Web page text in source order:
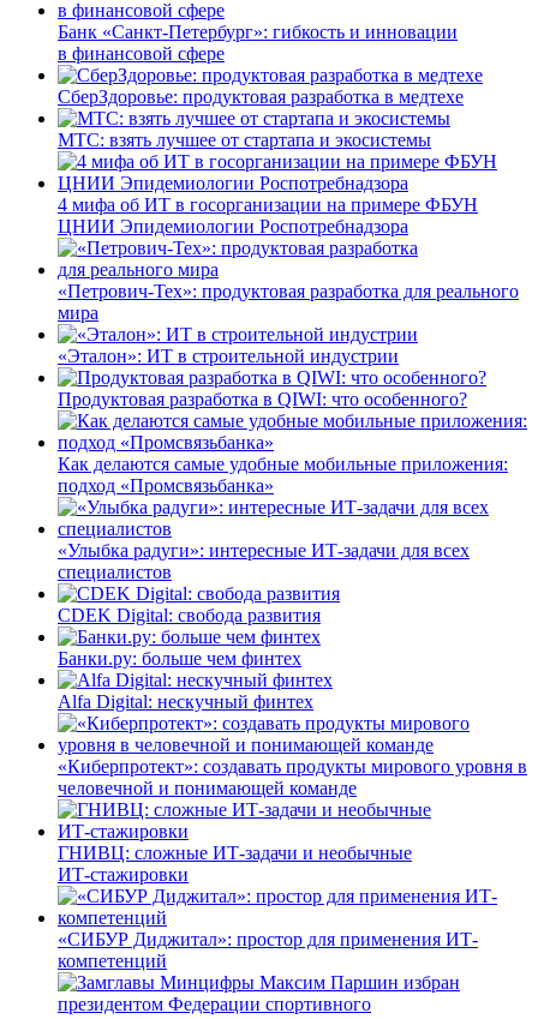
Банк «Санкт-Петербург»: гибкость и инновации
в финансовой сфере
СберЗдоровье: продуктовая разработка в медтехе
МТС: взять лучшее от стартапа и экосистемы
4 мифа об ИТ в госорганизации на примере ФБУН
ЦНИИ Эпидемиологии Роспотребнадзора
«Петрович-Тех»: продуктовая разработка для реального
мира
«Эталон»: ИТ в строительной индустрии
Продуктовая разработка в QIWI: что особенного?
Как делаются самые удобные мобильные приложения:
подход «Промсвязьбанка»
«Улыбка радуги»: интересные ИТ-задачи для всех
специалистов
CDEK Digital: свобода развития
Банки.ру: больше чем финтех
Alfa Digital: нескучный финтех
«Киберпротект»: создавать продукты мирового уровня в
человечной и понимающей команде
ГНИВЦ: сложные ИТ‑задачи и необычные
ИТ‑стажировки
«СИБУР Диджитал»: простор для применения ИТ-
компетенций